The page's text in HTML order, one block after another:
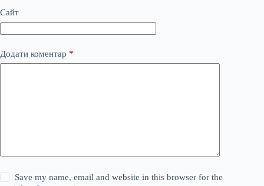
Сайт
Додати коментар *
Save my name, email and website in this browser for the